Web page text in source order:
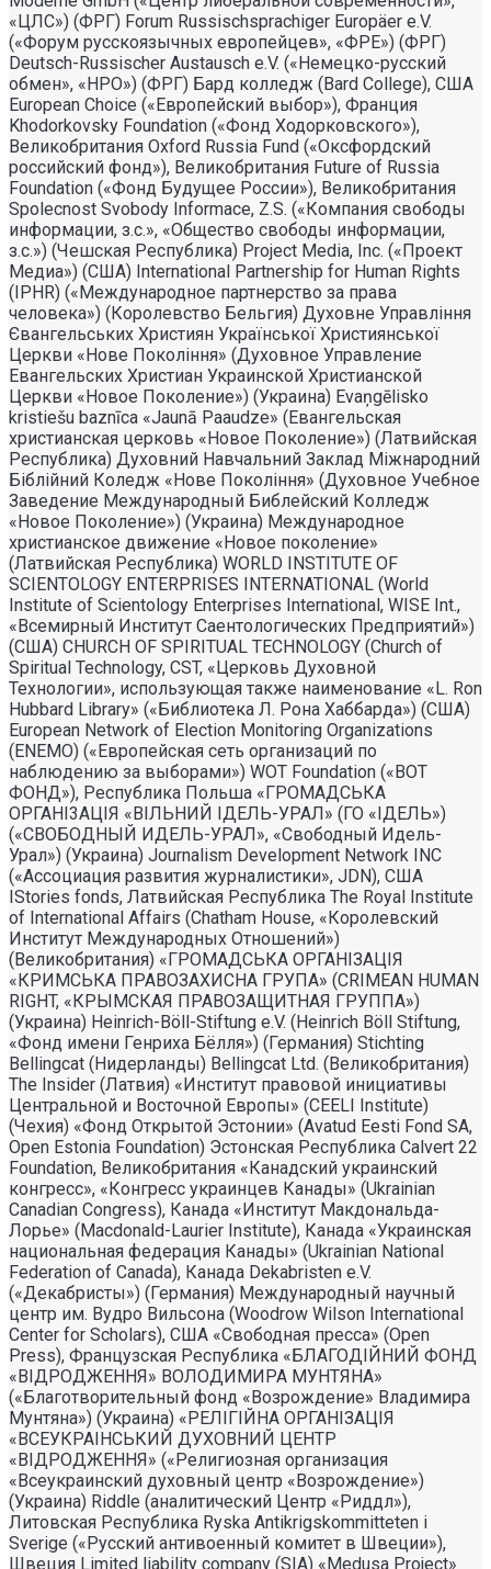
«ЦЛС») (ФРГ) Forum Russischsprachiger Europäer e.V.
(«Форум русскоязычных европейцев», «ФРЕ») (ФРГ)
Deutsch-Russischer Austausch e.V. («Немецко-русский
обмен», «НРО») (ФРГ) Бард колледж (Bard College), США
European Choice («Европейский выбор»), Франция
Khodorkovsky Foundation («Фонд Ходорковского»),
Великобритания Oxford Russia Fund («Оксфордский
российский фонд»), Великобритания Future of Russia
Foundation («Фонд Будущее России»), Великобритания
Spolecnost Svobody Informace, Z.S. («Компания свободы
информации, з.с.», «Общество свободы информации,
з.с.») (Чешская Республика) Project Media, Inc. («Проект
Медиа») (США) International Partnership for Human Rights
(IPHR) («Международное партнерство за права
человека») (Королевство Бельгия) Духовне Управлiння
Євангельських Християн Української Християнської
Церкви «Нове Поколiння» (Духовное Управление
Евангельских Христиан Украинской Христианской
Церкви «Новое Поколение») (Украина) Evaņgēlisko
kristiešu baznīca «Jaunā Paaudze» (Евангельская
христианская церковь «Новое Поколение») (Латвийская
Республика) Духовний Навчальний Заклад Міжнародний
Біблійний Коледж «Нове Покоління» (Духовное Учебное
Заведение Международный Библейский Колледж
«Новое Поколение») (Украина) Международное
христианское движение «Новое поколение»
(Латвийская Республика) WORLD INSTITUTE OF
SCIENTOLOGY ENTERPRISES INTERNATIONAL (World
Institute of Scientology Enterprises International, WISE Int.,
«Всемирный Институт Саентологических Предприятий»)
(США) CHURCH OF SPIRITUAL TECHNOLOGY (Church of
Spiritual Technology, CST, «Церковь Духовной
Технологии», использующая также наименование «L. Ron
Hubbard Library» («Библиотека Л. Рона Хаббарда») (США)
European Network of Election Monitoring Organizations
(ENEMO) («Европейская сеть организаций по
наблюдению за выборами») WOT Foundation («ВОТ
ФОНД»), Республика Польша «ГРОМАДСЬКА
ОРГАНI3АЦIЯ «ВIЛЬНИЙ IДЕЛЬ-УРАЛ» (ГО «IДЕЛЬ»)
(«СВОБОДНЫЙ ИДЕЛЬ-УРАЛ», «Свободный Идель-
Урал») (Украина) Journalism Development Network INC
(«Ассоциация развития журналистики», JDN), США
IStories fonds, Латвийская Республика The Royal Institute
of International Affairs (Chatham House, «Королевский
Институт Международных Отношений»)
(Великобритания) «ГРОМАДСЬКА ОРГАНIЗАЦIЯ
«КРИМСЬКА ПРАВОЗАХИСНА ГРУПА» (CRIMEAN HUMAN
RIGHT, «КРЫМСКАЯ ПРАВОЗАЩИТНАЯ ГРУППА»)
(Украина) Heinrich-Böll-Stiftung e.V. (Heinrich Böll Stiftung,
«Фонд имени Генриха Бёлля») (Германия) Stichting
Bellingcat (Нидерланды) Bellingcat Ltd. (Великобритания)
The Insider (Латвия) «Институт правовой инициативы
Центральной и Восточной Европы» (CEELI Institute)
(Чехия) «Фонд Открытой Эстонии» (Avatud Eesti Fond SA,
Open Estonia Foundation) Эстонская Республика Calvert 22
Foundation, Великобритания «Канадский украинский
конгресс», «Конгресс украинцев Канады» (Ukrainian
Canadian Congress), Канада «Институт Макдональда-
Лорье» (Macdonald-Laurier Institute), Канада «Украинская
национальная федерация Канады» (Ukrainian National
Federation of Canada), Канада Dekabristen e.V.
(«Декабристы») (Германия) Международный научный
центр им. Вудро Вильсона (Woodrow Wilson International
Center for Scholars), США «Свободная пресса» (Open
Press), Французская Республика «БЛАГОДIЙНИЙ ФОНД
«ВIДРОДЖЕННЯ» ВОЛОДИМИРА МУНТЯНА»
(«Благотворительный фонд «Возрождение» Владимира
Мунтяна») (Украина) «РЕЛIГIЙНА ОРГАНIЗАЦIЯ
«ВСЕУКРАIНСЬКИЙ ДУХОВНИЙ ЦЕНТР
«ВIДРОДЖЕННЯ» («Религиозная организация
«Всеукраинский духовный центр «Возрождение»)
(Украина) Riddle (аналитический Центр «Риддл»),
Литовская Республика Ryska Antikrigskommitteten i
Sverige («Русский антивоенный комитет в Швеции»),
Швеция Limited liability company (SIA) «Medusa Project»